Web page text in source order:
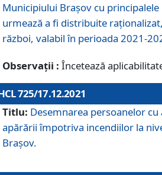
Municipiului Braşov cu
urmează a fi distribuite
război, valabil în perioada 2021-
Observații : Încetează
725/17.12.2021
Titlu: Desemnarea persoanelor
apărării împotriva incendiilor la
Brașov.